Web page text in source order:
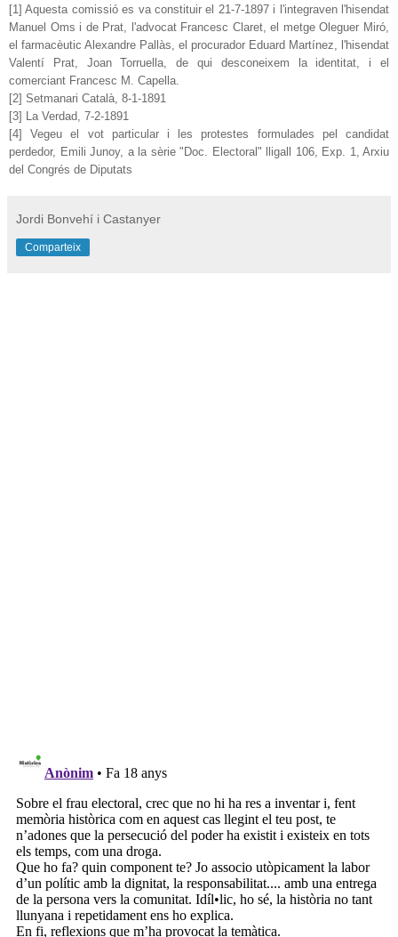
[1] Aquesta comissió es va constituir el 21-7-1897 i l'integraven l'hisendat
Manuel Oms i de Prat, l'advocat Francesc Claret, el metge Oleguer Miró,
el farmacèutic Alexandre Pallàs, el procurador Eduard Martínez, l'hisendat
Valentí Prat, Joan Torruella, de qui desconeixem la identitat, i el
comerciant Francesc M. Capella.
[2] Setmanari Català, 8-1-1891
[3] La Verdad, 7-2-1891
[4] Vegeu el vot particular i les protestes formulades pel candidat
perdedor, Emili Junoy, a la sèrie "Doc. Electoral" lligall 106, Exp. 1, Arxiu
del Congrés de Diputats
Jordi Bonvehí i Castanyer
Comparteix